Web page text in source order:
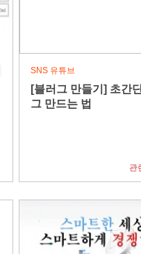
SNS 유튜브
[블러그 만들기] 초간
그 만드는 법
관